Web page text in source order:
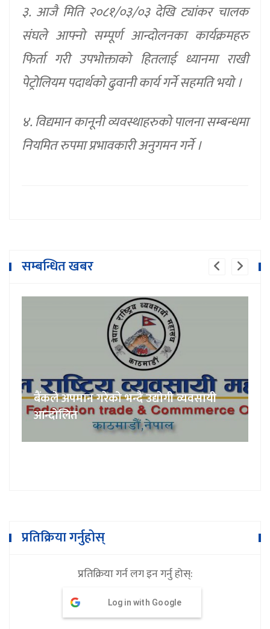
३. आजै मिति २०८१/०३/०३ देखि ट्यांकर चालक
संघले आफ्नो सम्पूर्ण आन्दोलनका कार्यक्रमहरु
फिर्ता गरी उपभोक्ताको हितलाई ध्यानमा राखी
पेट्रोलियम पदार्थको ढुवानी कार्य गर्ने सहमति भयो ।
४. विद्यमान कानूनी व्यवस्थाहरुको पालना सम्बन्धमा
नियमित रुपमा प्रभावकारी अनुगमन गर्ने ।
सम्बन्धित खबर
बैंकले अपमान गरेको भन्दै उद्योगी व्यवसायी
आन्दोलित
प्रतिक्रिया गर्नुहोस्
प्रतिक्रिया गर्न लग इन गर्नु होस्:
Log in with Google